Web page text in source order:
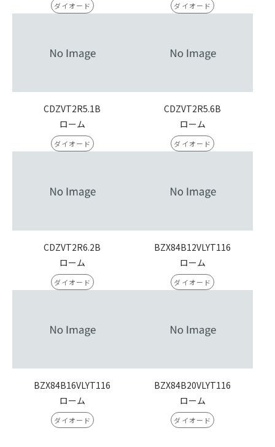
ダイオード ダイオード
CDZVT2R5.1B
ローム
ダイオード
CDZVT2R5.6B
ローム
ダイオード
CDZVT2R6.2B
ローム
ダイオード
BZX84B12VLYT116
ローム
ダイオード
BZX84B16VLYT116
ローム
ダイオード
BZX84B20VLYT116
ローム
ダイオード